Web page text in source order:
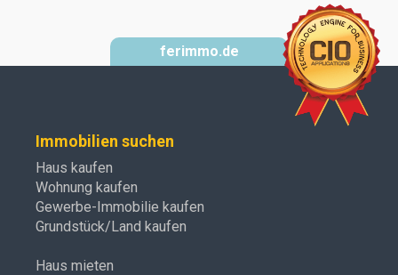
ferimmo.de
Immobilien suchen
Haus kaufen
Wohnung kaufen
Gewerbe-Immobilie kaufen
Grundstück/Land kaufen
Haus mieten